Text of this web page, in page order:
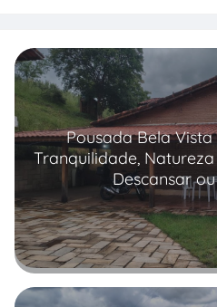
Pousada Bela
Tranquilidade,
Descansar
Read